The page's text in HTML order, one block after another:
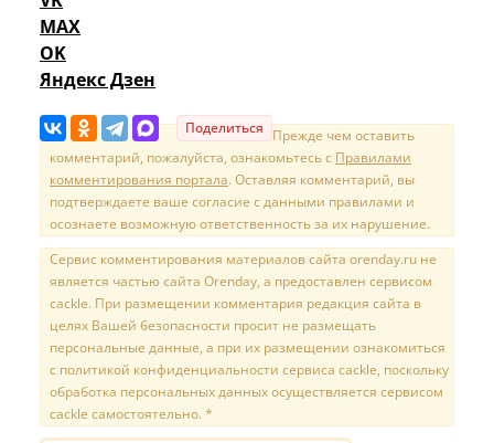
MAX
OK
Яндекс Дзен
Поделиться Прежде чем оставить
комментарий, пожалуйста, ознакомьтесь с Правилами
комментирования портала. Оставляя комментарий, вы
подтверждаете ваше согласие с данными правилами и
осознаете возможную ответственность за их нарушение.
Сервис комментирования материалов сайта orenday.ru не
является частью сайта Orenday, а предоставлен сервисом
cackle. При размещении комментария редакция сайта в
целях Вашей безопасности просит не размещать
персональные данные, а при их размещении ознакомиться
с политикой конфиденциальности сервиса cackle, поскольку
обработка персональных данных осуществляется сервисом
cackle самостоятельно. *